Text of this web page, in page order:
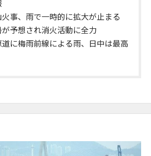
事、雨で一時的に拡大が止まる
予想され消火活動に全力
に梅雨前線による雨、日中は最高